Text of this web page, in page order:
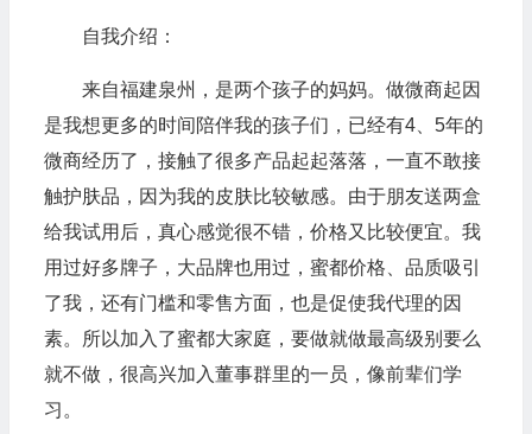
自我介绍：
来自福建泉州，是两个孩子的妈妈。做微商起因
是我想更多的时间陪伴我的孩子们，已经有4、5年的
微商经历了，接触了很多产品起起落落，一直不敢接
触护肤品，因为我的皮肤比较敏感。由于朋友送两盒
给我试用后，真心感觉很不错，价格又比较便宜。我
用过好多牌子，大品牌也用过，蜜都价格、品质吸引
了我，还有门槛和零售方面，也是促使我代理的因
素。所以加入了蜜都大家庭，要做就做最高级别要么
就不做，很高兴加入董事群里的一员，像前辈们学
习。